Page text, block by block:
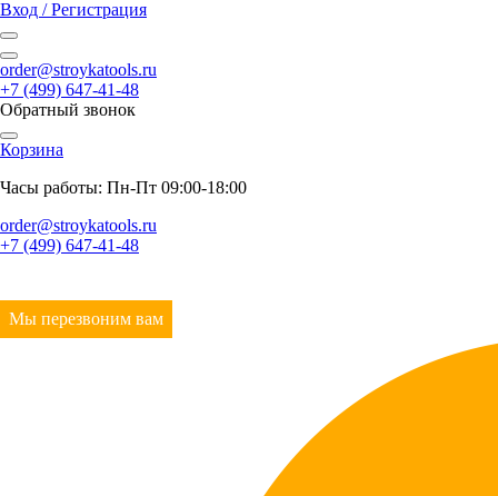
Вход / Регистрация
order@stroykatools.ru
+7 (499) 647-41-48
Обратный звонок
Корзина
Часы работы: Пн-Пт 09:00-18:00
order@stroykatools.ru
+7 (499) 647-41-48
Мы перезвоним вам